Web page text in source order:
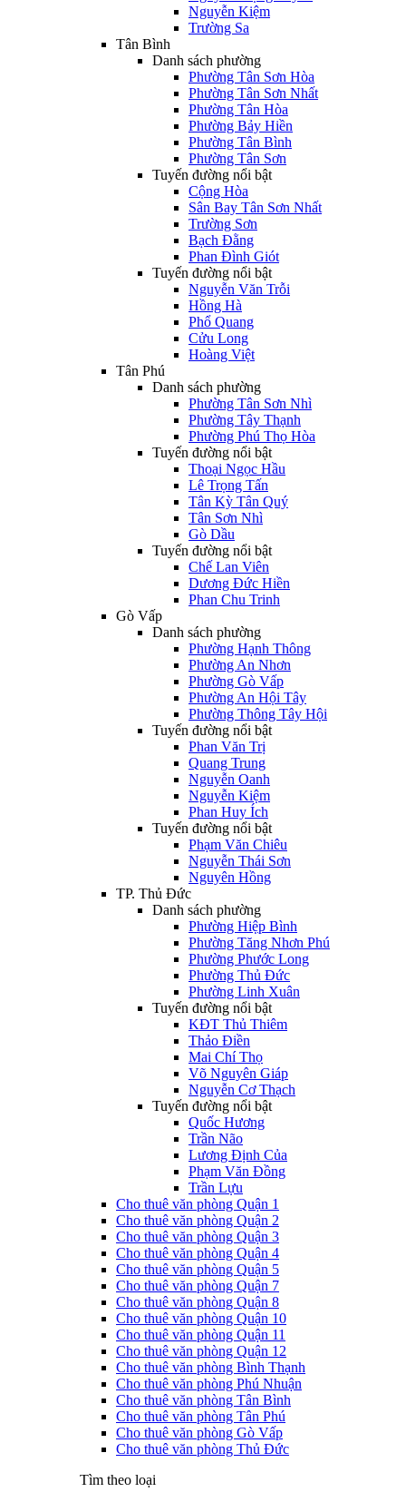
Nguyễn Kiệm
Trường Sa
Tân Bình
Danh sách phường
Phường Tân Sơn Hòa
Phường Tân Sơn Nhất
Phường Tân Hòa
Phường Bảy Hiền
Phường Tân Bình
Phường Tân Sơn
Tuyến đường nổi bật
Cộng Hòa
Sân Bay Tân Sơn Nhất
Trường Sơn
Bạch Đằng
Phan Đình Giót
Tuyến đường nổi bật
Nguyễn Văn Trỗi
Hồng Hà
Phổ Quang
Cửu Long
Hoàng Việt
Tân Phú
Danh sách phường
Phường Tân Sơn Nhì
Phường Tây Thạnh
Phường Phú Thọ Hòa
Tuyến đường nổi bật
Thoại Ngọc Hầu
Lê Trọng Tấn
Tân Kỳ Tân Quý
Tân Sơn Nhì
Gò Dầu
Tuyến đường nổi bật
Chế Lan Viên
Dương Đức Hiền
Phan Chu Trinh
Gò Vấp
Danh sách phường
Phường Hạnh Thông
Phường An Nhơn
Phường Gò Vấp
Phường An Hội Tây
Phường Thông Tây Hội
Tuyến đường nổi bật
Phan Văn Trị
Quang Trung
Nguyễn Oanh
Nguyễn Kiệm
Phan Huy Ích
Tuyến đường nổi bật
Phạm Văn Chiêu
Nguyễn Thái Sơn
Nguyên Hồng
TP. Thủ Đức
Danh sách phường
Phường Hiệp Bình
Phường Tăng Nhơn Phú
Phường Phước Long
Phường Thủ Đức
Phường Linh Xuân
Tuyến đường nổi bật
KĐT Thủ Thiêm
Thảo Điền
Mai Chí Thọ
Võ Nguyên Giáp
Nguyễn Cơ Thạch
Tuyến đường nổi bật
Quốc Hương
Trần Não
Lương Định Của
Phạm Văn Đồng
Trần Lựu
Cho thuê văn phòng Quận 1
Cho thuê văn phòng Quận 2
Cho thuê văn phòng Quận 3
Cho thuê văn phòng Quận 4
Cho thuê văn phòng Quận 5
Cho thuê văn phòng Quận 7
Cho thuê văn phòng Quận 8
Cho thuê văn phòng Quận 10
Cho thuê văn phòng Quận 11
Cho thuê văn phòng Quận 12
Cho thuê văn phòng Bình Thạnh
Cho thuê văn phòng Phú Nhuận
Cho thuê văn phòng Tân Bình
Cho thuê văn phòng Tân Phú
Cho thuê văn phòng Gò Vấp
Cho thuê văn phòng Thủ Đức
Tìm theo loại